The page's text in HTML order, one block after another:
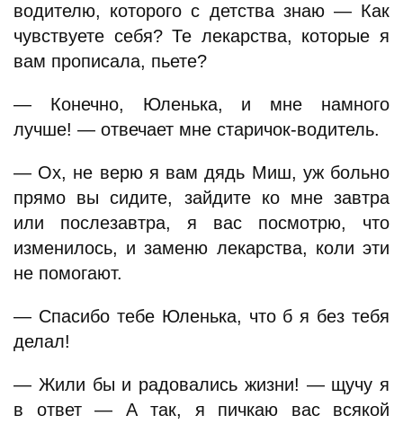
водителю, которого с детства знаю — Как
чувствуете себя? Те лекарства, которые я
вам прописала, пьете?
— Конечно, Юленька, и мне намного
лучше! — отвечает мне старичок-водитель.
— Ох, не верю я вам дядь Миш, уж больно
прямо вы сидите, зайдите ко мне завтра
или послезавтра, я вас посмотрю, что
изменилось, и заменю лекарства, коли эти
не помогают.
— Спасибо тебе Юленька, что б я без тебя
делал!
— Жили бы и радовались жизни! — щучу я
в ответ — А так, я пичкаю вас всякой